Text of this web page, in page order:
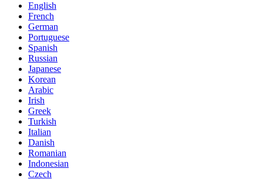
English
French
German
Portuguese
Spanish
Russian
Japanese
Korean
Arabic
Irish
Greek
Turkish
Italian
Danish
Romanian
Indonesian
Czech